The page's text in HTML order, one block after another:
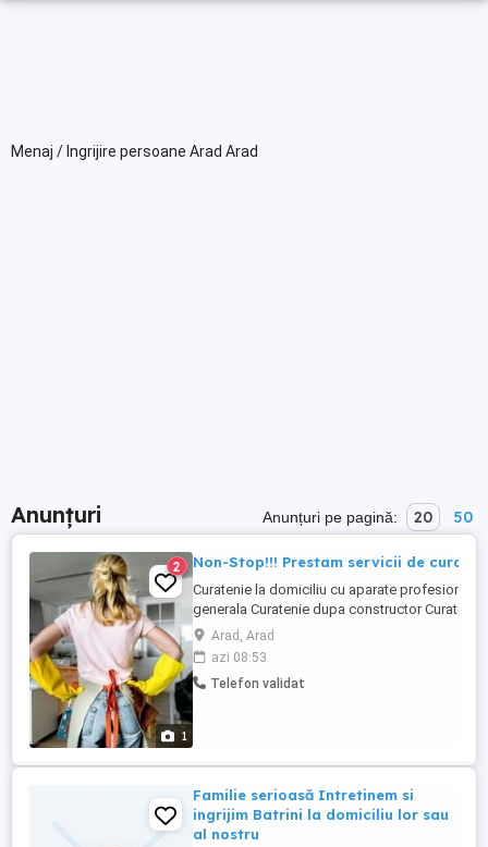
Menaj / Ingrijire persoane Arad Arad
Anunțuri Anunțuri pe pagină: 20 50
1
2 Non-Stop!!! Prestam servicii de
Curatenie la domiciliu cu aparate profesionale:
generala Curatenie dupa constructor Curatenie
întreținere apartamente și case Duplexuri Case
constructor Birouri clinici.etc Toate serviciile
la domiciliul clientului cu produsele noastre
Arad, Arad
azi 08:53
Telefon validat
Familie serioasă Intretinem si
ingrijim Batrini la domiciliu lor sau
al nostru